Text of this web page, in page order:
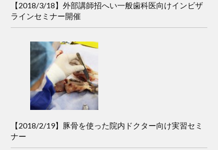
【2018/3/18】外部講師招へい一般歯科医向けインビザ
ラインセミナー開催
【2018/2/19】豚骨を使った院内ドクター向け実習セミ
ナー